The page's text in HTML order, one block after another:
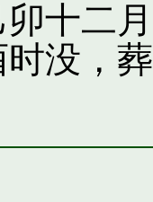
十二
没，